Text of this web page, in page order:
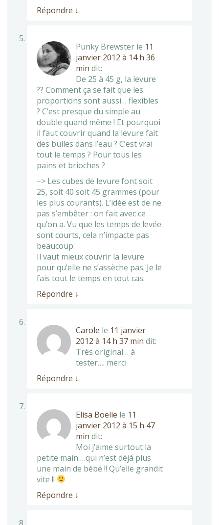
Répondre ↓
Punky Brewster le 11
janvier 2012 à 14 h 36
min dit:
De 25 à 45 g, la levure
?? Comment ça se fait que les
proportions sont aussi… flexibles
? C’est presque du simple au
double quand même ! Et pourquoi
il faut couvrir quand la levure fait
des bulles dans l’eau ? C’est vrai
tout le temps ? Pour tous les
pains et brioches ?
–> Les cubes de levure font soit
25, soit 40 soit 45 grammes (pour
les plus courants). L’idée est de ne
pas s’embêter : on fait avec ce
qu’on a. Vu que les temps de levée
sont courts, cela n’impacte pas
beaucoup.
Il vaut mieux couvrir la levure
pour qu’elle ne s’assèche pas. Je le
fais tout le temps en tout cas.
Répondre ↓
Carole le 11 janvier
2012 à 14 h 37 min dit:
Très original… à
tester…. merci
Répondre ↓
Elisa Boelle le 11
janvier 2012 à 15 h 47
min dit:
Moi j’aime surtout la
petite main …qui n’est déjà plus
une main de bébé !! Qu’elle grandit
vite !!
Répondre ↓